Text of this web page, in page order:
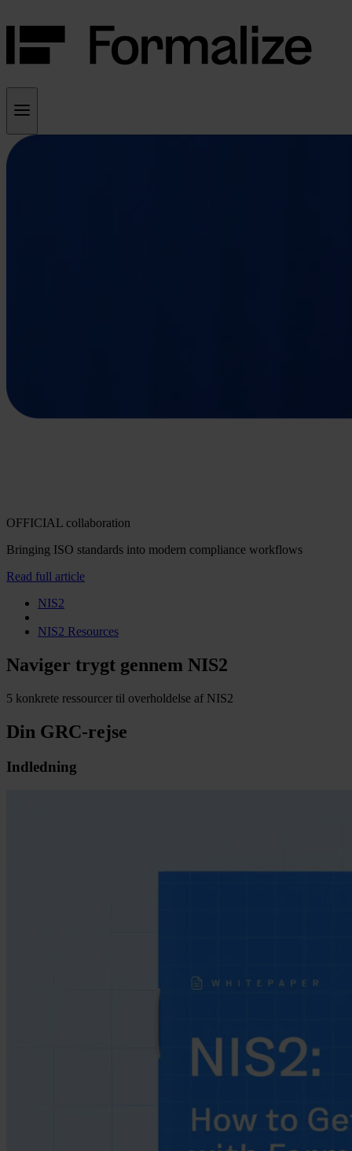
OFFICIAL collaboration
Bringing ISO standards into modern compliance workflows
Read full article
NIS2
NIS2 Resources
Naviger trygt gennem NIS2
5 konkrete ressourcer til overholdelse af NIS2
Din GRC-rejse
Indledning